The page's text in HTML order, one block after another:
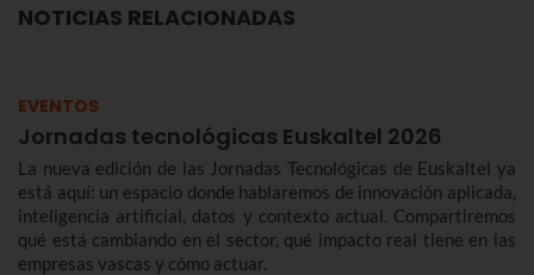
NOTICIAS RELACIONADAS
EVENTOS
Jornadas tecnológicas Euskaltel 2026
La nueva edición de las Jornadas Tecnológicas de Euskaltel ya
está aquí: un espacio donde hablaremos de innovación aplicada,
inteligencia artificial, datos y contexto actual. Compartiremos
qué está cambiando en el sector, qué impacto real tiene en las
empresas vascas y cómo actuar.